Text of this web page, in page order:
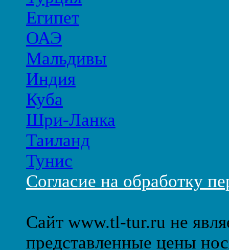
Египет
ОАЭ
Мальдивы
Индия
Куба
Шри-Ланка
Таиланд
Тунис
Согласие на обработку
Сайт www.tl-tur.ru не
представленные цены